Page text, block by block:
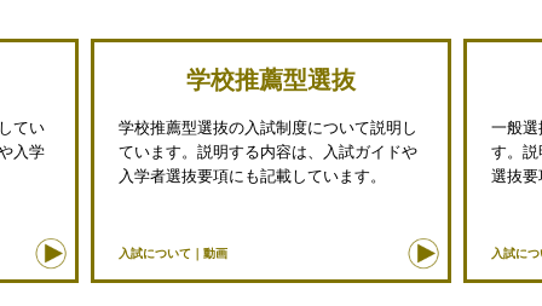
てい
入学
学校推薦型選抜
学校推薦型選抜の入試制度について説明し
ています。説明する内容は、入試ガイドや
入学者選抜要項にも記載しています。
入試について｜動画
一般選
す。説
選抜要
入試につ